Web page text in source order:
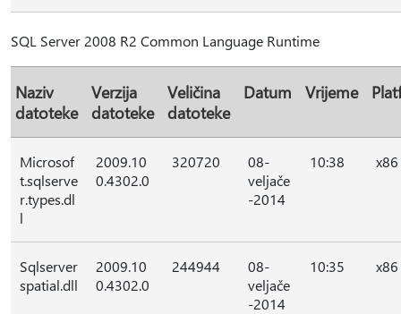
SQL Server 2008 R2 Common Language Runtime
Naziv
datoteke
Verzija
datoteke
Veličina
datoteke
Datum Vrijeme
Microsof
t.sqlserve
r.types.dl
l
2009.10
0.4302.0
320720
08-
veljače
-2014
10:38 x86
Sqlserver
spatial.dll
2009.10
0.4302.0
244944
08-
veljače
-2014
10:35 x86